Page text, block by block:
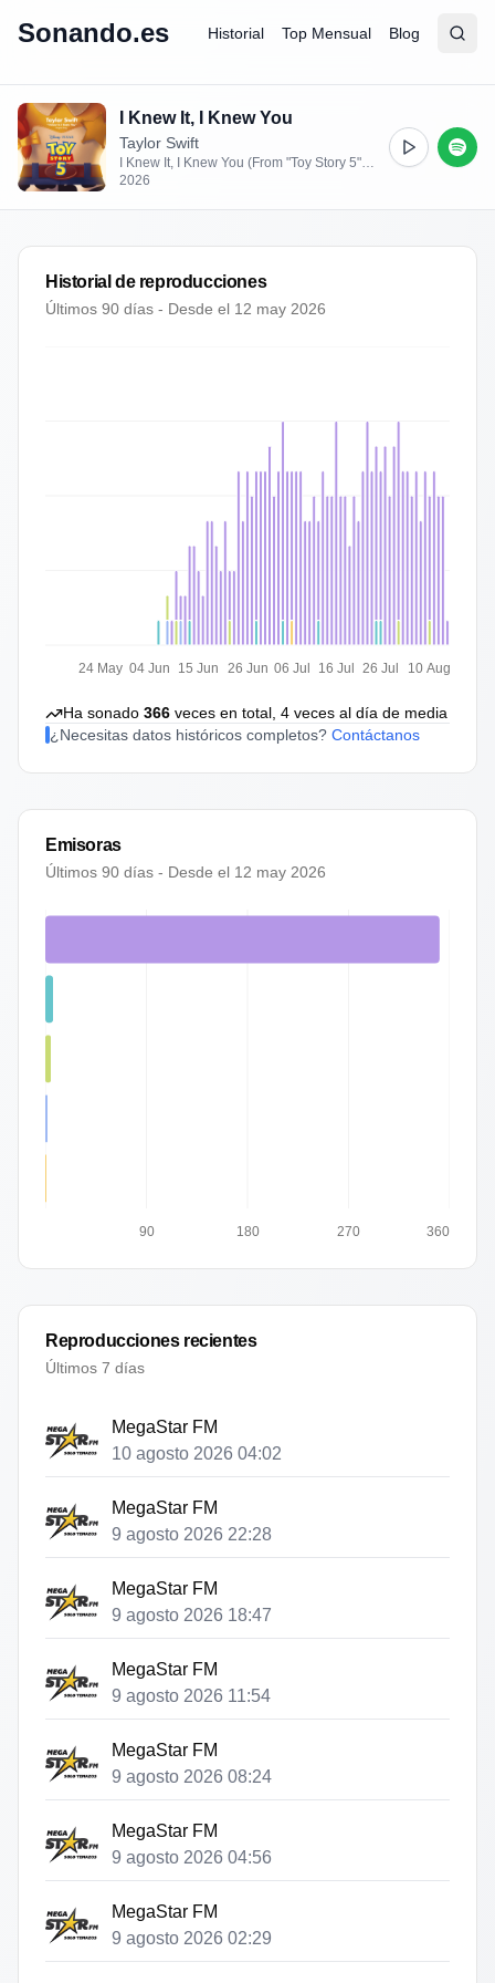
Sonando.es Historial Top Mensual Blog
Abrir
I Knew It, I Knew You
Taylor Swift
I Knew It, I Knew You (From "Toy Story 5") - Single
2026
Historial de reproducciones
Últimos 90 días - Desde el 12 may 2026
24 May 04 Jun 15 Jun 26 Jun 06 Jul 16 Jul 26 Jul 10 Aug
Ha sonado 366 veces en total, 4 veces al día de media
¿Necesitas datos históricos completos? Contáctanos
Emisoras
Últimos 90 días - Desde el 12 may 2026
90 180 270 360
Reproducciones recientes
Últimos 7 días
MegaStar FM
10 agosto 2026 04:02
MegaStar FM
9 agosto 2026 22:28
MegaStar FM
9 agosto 2026 18:47
MegaStar FM
9 agosto 2026 11:54
MegaStar FM
9 agosto 2026 08:24
MegaStar FM
9 agosto 2026 04:56
MegaStar FM
9 agosto 2026 02:29